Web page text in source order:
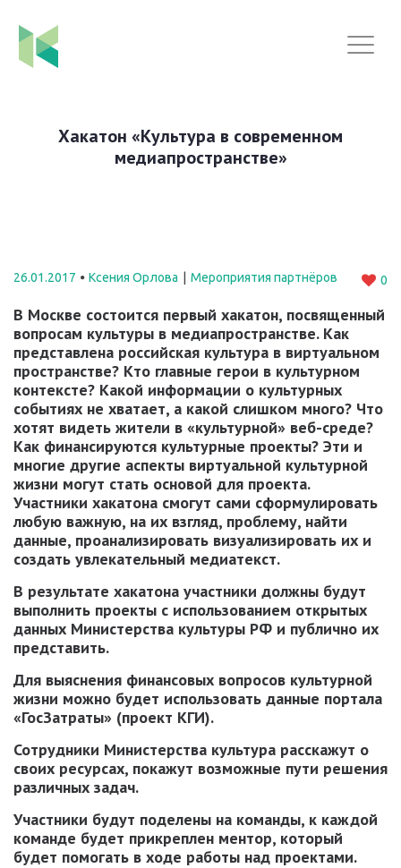
Хакатон «Культура в современном
медиапространстве»
26.01.2017 Ксения Орлова Мероприятия партнёров 0
В Москве состоится первый хакатон, посвященный
вопросам культуры в медиапространстве. Как
представлена российская культура в виртуальном
пространстве? Кто главные герои в культурном
контексте? Какой информации о культурных
событиях не хватает, а какой слишком много? Что
хотят видеть жители в «культурной» веб-среде?
Как финансируются культурные проекты? Эти и
многие другие аспекты виртуальной культурной
жизни могут стать основой для проекта.
Участники хакатона смогут сами сформулировать
любую важную, на их взгляд, проблему, найти
данные, проанализировать визуализировать их и
создать увлекательный медиатекст.
В результате хакатона участники должны будут
выполнить проекты с использованием открытых
данных Министерства культуры РФ и публично их
представить.
Для выяснения финансовых вопросов культурной
жизни можно будет использовать данные портала
«ГосЗатраты» (проект КГИ).
Сотрудники Министерства культура расскажут о
своих ресурсах, покажут возможные пути решения
различных задач.
Участники будут поделены на команды, к каждой
команде будет прикреплен ментор, который
будет помогать в ходе работы над проектами.